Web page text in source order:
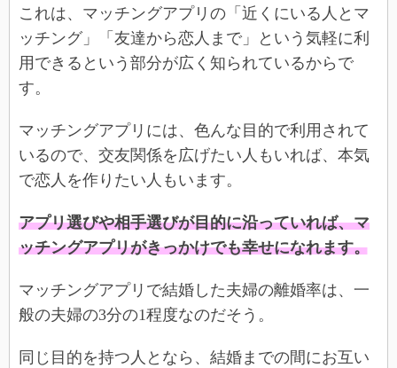
これは、マッチングアプリの「近くにいる人とマ
ッチング」「友達から恋人まで」という気軽に利
用できるという部分が広く知られているからで
す。
マッチングアプリには、色んな目的で利用されて
いるので、交友関係を広げたい人もいれば、本気
で恋人を作りたい人もいます。
アプリ選びや相手選びが目的に沿っていれば、マ
ッチングアプリがきっかけでも幸せになれます。
マッチングアプリで結婚した夫婦の離婚率は、一
般の夫婦の3分の1程度なのだそう。
同じ目的を持つ人となら、結婚までの間にお互い